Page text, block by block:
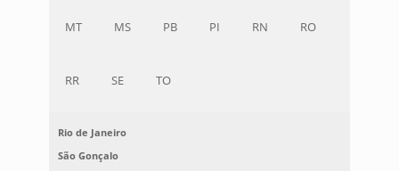
MT MS PB PI RN RO
RR SE TO
Rio de Janeiro
São Gonçalo